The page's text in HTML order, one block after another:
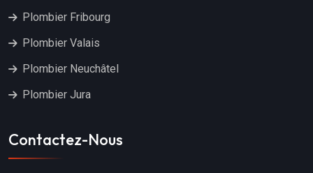
Plombier Fribourg
Plombier Valais
Plombier Neuchâtel
Plombier Jura
Contactez-Nous